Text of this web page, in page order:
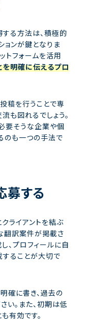
る方法は、積極的
ョンが鍵となりま
フォームを活用
を明確に伝えるプロ
稿を行うことで専
も図れるでしょう。
要そうな企業や個
のも一つの手法で
募する
ライアントを結ぶ
翻訳案件が掲載さ
、プロフィールに自
ることが大切で
確に書き、過去の
い。また、初期は低
有効です。